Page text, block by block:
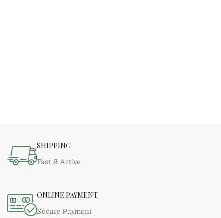
SHIPPING
Fast & Active
ONLINE PAYMENT
Secure Payment